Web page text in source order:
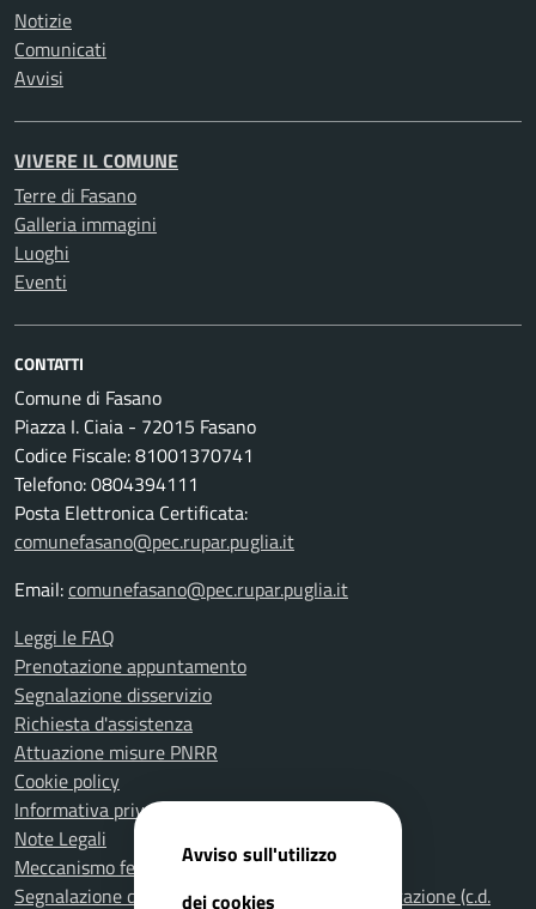
Notizie
Comunicati
Avvisi
VIVERE IL COMUNE
Terre di Fasano
Galleria immagini
Luoghi
Eventi
CONTATTI
Comune di Fasano
Piazza I. Ciaia - 72015 Fasano
Codice Fiscale: 81001370741
Telefono: 0804394111
Posta Elettronica Certificata:
comunefasano@pec.rupar.puglia.it
Email:comunefasano@pec.rupar.puglia.it
Leggi le FAQ
Prenotazione appuntamento
Segnalazione disservizio
Richiesta d'assistenza
Attuazione misure PNRR
Cookie policy
Informativa privacy
Note Legali
Meccanismo feedback per l'accessibilità
Segnalazione di illeciti nella Pubblica Amministrazione (c.d.
Avviso sull'utilizzo
dei cookies